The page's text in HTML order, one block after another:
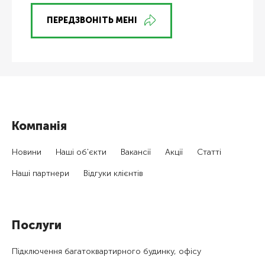
ПЕРЕДЗВОНІТЬ МЕНІ
Компанія
Новини Наші об'єкти Вакансії Акції Статті
Наші партнери Відгуки клієнтів
Послуги
Підключення багатоквартирного будинку, офісу